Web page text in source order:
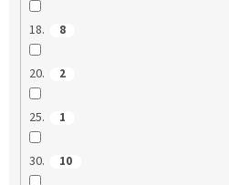
18. 8
20. 2
25. 1
30. 10